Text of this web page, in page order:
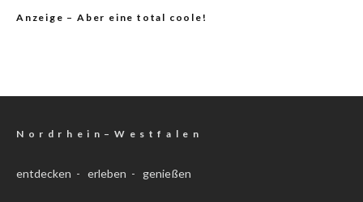
Anzeige – Aber eine total coole!
N o r d r h e i n – W e s t f a l e n
entdecken - erleben - genießen